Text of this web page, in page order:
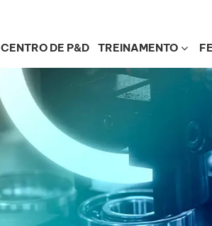
CENTRO DE P&D TREINAMENTO